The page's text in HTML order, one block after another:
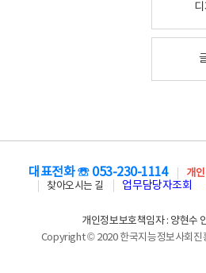
대표전화 ☏ 053-230-1114 개
찾아오시는 길
업무담당자조회
개인정보보호책임자 : 양현수
Copyright © 2020 한국지능정보사회